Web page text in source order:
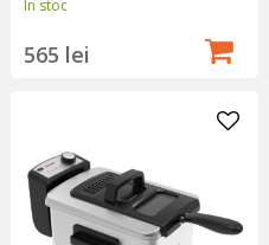
În stoc
565 lei